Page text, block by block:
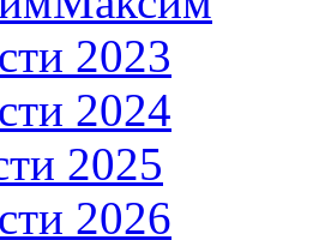
2023
2024
2025
2026